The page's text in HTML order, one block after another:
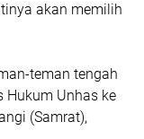
akan memilih
teman tengah
Hukum Unhas ke
(Samrat),